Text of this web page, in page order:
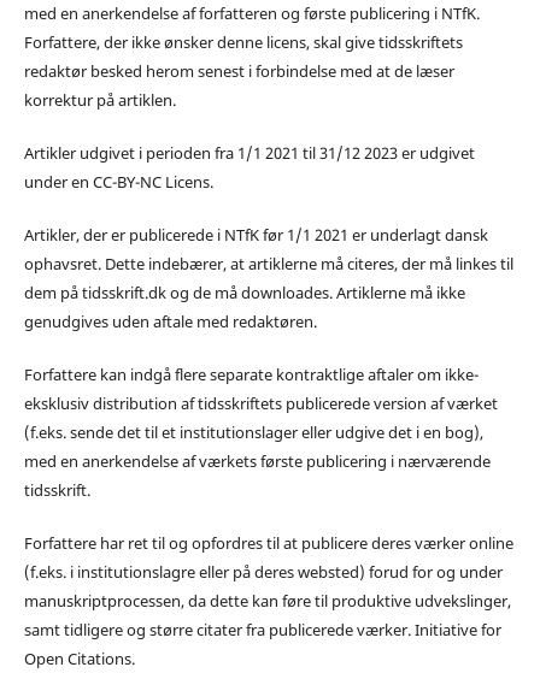
med en anerkendelse af forfatteren og første publicering i NTfK.
Forfattere, der ikke ønsker denne licens, skal give tidsskriftets
redaktør besked herom senest i forbindelse med at de læser
korrektur på artiklen.
Artikler udgivet i perioden fra 1/1 2021 til 31/12 2023 er udgivet
under en CC-BY-NC Licens.
Artikler, der er publicerede i NTfK før 1/1 2021 er underlagt dansk
ophavsret. Dette indebærer, at artiklerne må citeres, der må linkes til
dem på tidsskrift.dk og de må downloades. Artiklerne må ikke
genudgives uden aftale med redaktøren.
Forfattere kan indgå flere separate kontraktlige aftaler om ikke-
eksklusiv distribution af tidsskriftets publicerede version af værket
(f.eks. sende det til et institutionslager eller udgive det i en bog),
med en anerkendelse af værkets første publicering i nærværende
tidsskrift.
Forfattere har ret til og opfordres til at publicere deres værker online
(f.eks. i institutionslagre eller på deres websted) forud for og under
manuskriptprocessen, da dette kan føre til produktive udvekslinger,
samt tidligere og større citater fra publicerede værker. Initiative for
Open Citations.